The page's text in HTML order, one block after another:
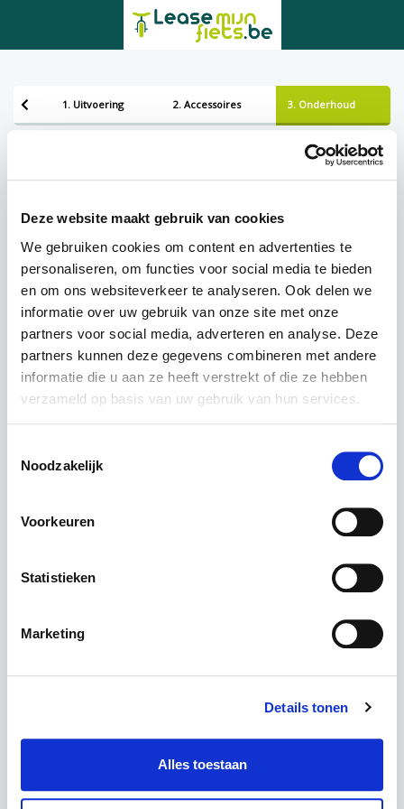
Deze website maakt gebruik van cookies
We gebruiken cookies om content en advertenties te
personaliseren, om functies voor social media te bieden
en om ons websiteverkeer te analyseren. Ook delen we
informatie over uw gebruik van onze site met onze
partners voor social media, adverteren en analyse. Deze
partners kunnen deze gegevens combineren met andere
informatie die u aan ze heeft verstrekt of die ze hebben
verzameld op basis van uw gebruik van hun services.
Noodzakelijk
Voorkeuren
Statistieken
Marketing
Details tonen
Alles toestaan
1. Uitvoering 2. Accessoires 3. Onderhoud
Leveren
Lening op afbetaling bij Lease-mijn-fiets.be
kleur: Graphite Grey
€62,47 p.m.
Jet Black Matte
€ 0,00
AANVRAGEN